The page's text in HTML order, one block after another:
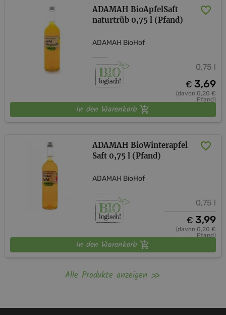
ADAMAH BioApfelSaft
naturtrüb 0,75 l (Pfand)
ADAMAH BioHof
0,75 l
€ 3,69
(davon 0,20 €
Pfand)
In den Warenkorb
ADAMAH BioWinterapfel
Saft 0,75 l (Pfand)
ADAMAH BioHof
0,75 l
€ 3,99
(davon 0,20 €
Pfand)
In den Warenkorb
Alle Produkte anzeigen